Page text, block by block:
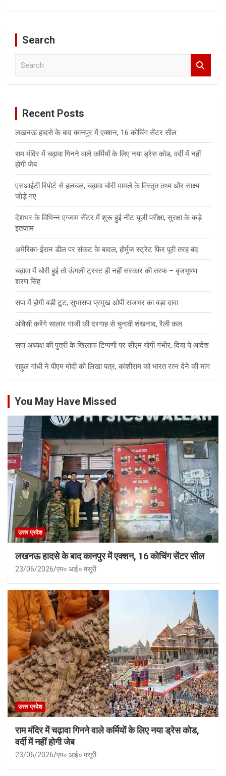
Search
Recent Posts
लखनऊ हादसे के बाद कानपुर में एक्शन, 16 कोचिंग सेंटर सील
राम मंदिर में चढ़ावा गिनने वाले कर्मियों के लिए नया ड्रेस कोड, वर्दी में नहीं
होगी जेब
एसआईटी रिपोर्ट से हलचल, चढ़ावा चोरी मामले के विस्तृत तथ्य और साक्ष्य
जोड़े गए
देशभर के विभिन्न एग्जाम सेंटर में शुरू हुई नीट यूजी परीक्षा, सुरक्षा के कड़े
इंतजाम
अमेरिका-ईरान डील पर संकट के बादल, होर्मुज स्ट्रेट फिर पूरी तरह बंद
चढ़ावा में चोरी हुई तो ऊंगली ट्रस्ट ही नहीं सरकार की तरफ – बृजभूषण
शरण सिंह
सपा में होगी बड़ी टूट, सुभासपा प्रमुख ओपी राजभर का बड़ा दावा
ओवैसी करेंगे सालार गाजी की दरगाह से चुनावी शंखनाद, रैली कल
सपा अध्यक्ष की पुत्री के खिलाफ टिप्पणी पर सीएम योगी गंभीर, दिया ये आदेश
राहुल गांधी ने पीएम मोदी को लिखा पत्र, कांशीराम को भारत रत्न देने की मांग
You May Have Missed
उत्तर प्रदेश
लखनऊ हादसे के बाद कानपुर में एक्शन, 16 कोचिंग सेंटर सील
23/06/2026 एम० आई० मंसूरी
उत्तर प्रदेश
राम मंदिर में चढ़ावा गिनने वाले कर्मियों के लिए नया ड्रेस कोड,
वर्दी में नहीं होगी जेब
23/06/2026 एम० आई० मंसूरी